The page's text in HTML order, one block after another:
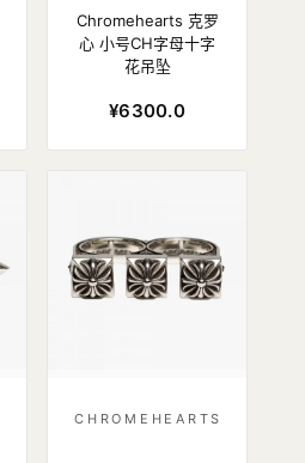
Chromehearts 克罗
心 小号CH字母十字
花吊坠
¥6300.0
CHROMEHEARTS